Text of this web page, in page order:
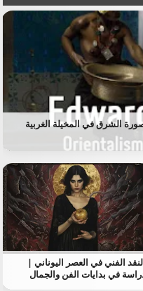
الشرق في المخيلة الغربية
الفني في العصر اليوناني |
في بدايات الفن والجمال